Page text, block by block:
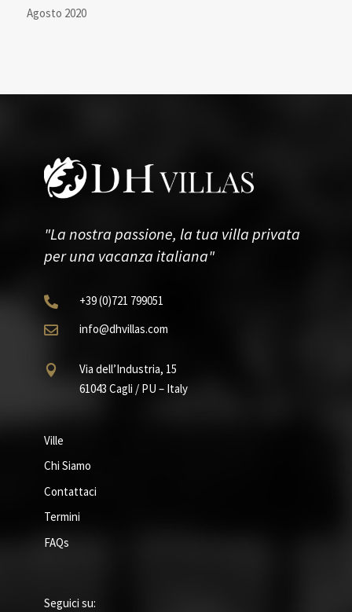
Agosto 2020
"La nostra passione, la tua villa privata
per una vacanza italiana"
 +39(0)721 799051
 info@dhvillas.com

Via dell’Industria, 15
61043 Cagli / PU – Italy
Ville
Chi Siamo
Contattaci
Termini
FAQs
Seguici su: